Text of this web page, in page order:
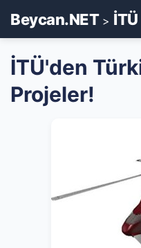
Beycan.NET> İTÜ
İTÜ'den
Projeler!